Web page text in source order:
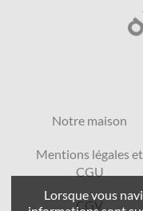
Lorsque vous
Notre maison
Mentions légales et
CGU
CGV